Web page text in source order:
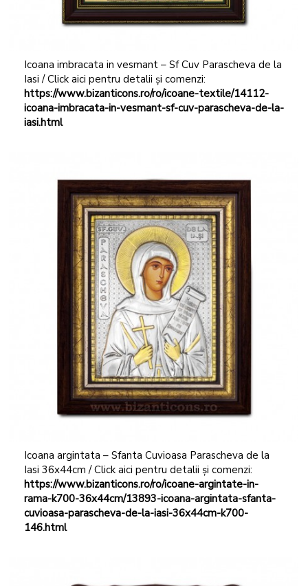
Icoana imbracata in vesmant – Sf Cuv Parascheva de la
Iasi / Click aici pentru detalii și comenzi:
https://www.bizanticons.ro/ro/icoane-textile/14112-
icoana-imbracata-in-vesmant-sf-cuv-parascheva-de-la-
iasi.html
Icoana argintata – Sfanta Cuvioasa Parascheva de la
Iasi 36x44cm / Click aici pentru detalii și comenzi:
https://www.bizanticons.ro/ro/icoane-argintate-in-
rama-k700-36x44cm/13893-icoana-argintata-sfanta-
cuvioasa-parascheva-de-la-iasi-36x44cm-k700-
146.html